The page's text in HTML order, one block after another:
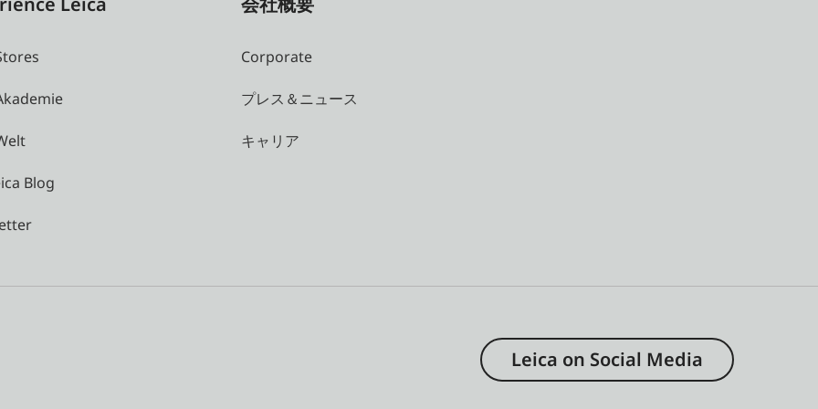
Blog
Corporate
プレス＆ニュース
キャリア
Leica on Social Media